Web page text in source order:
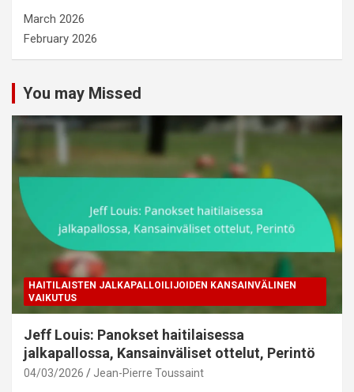
March 2026
February 2026
You may Missed
HAITILAISTEN JALKAPALLOILIJOIDEN KANSAINVÄLINEN
VAIKUTUS
Jeff Louis: Panokset haitilaisessa
jalkapallossa, Kansainväliset ottelut, Perintö
04/03/2026 Jean-Pierre Toussaint